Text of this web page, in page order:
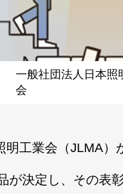
一般社団法人日本照
会
明工業会（JLMA
が決定し、その表